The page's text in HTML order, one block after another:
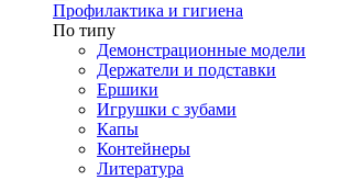
Профилактика и гигиена
По типу
Демонстрационные модели
Держатели и подставки
Ершики
Игрушки с зубами
Капы
Контейнеры
Литература